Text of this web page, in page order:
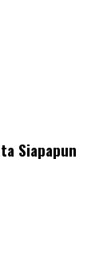
Siapapun